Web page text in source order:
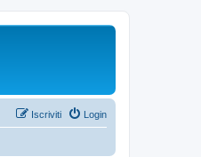
Login
Iscriviti